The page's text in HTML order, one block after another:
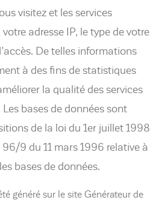
visitez et les services
adresse IP, le type de votre
De telles informations
à des fins de statistiques
la qualité des services
bases de données sont
de la loi du 1er juillet 1998
9 du 11 mars 1996 relative à
bases de données.
généré sur le site Générateur de